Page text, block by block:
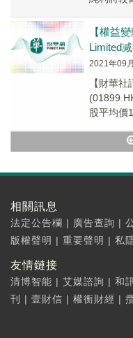
【權益
Limited
2021年09
【財華
股平均價
相關訊息
法定公告欄 | 廣告查詢 |
版權聲明 | 重要聲明 | 私
友情鏈接
清博智能 | 艾媒諮詢 | 和
刊
| 壹財信 | 權衡財經 |